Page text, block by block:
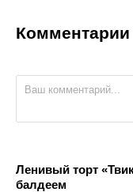
Комментарии
Ленивый торт
балдеем